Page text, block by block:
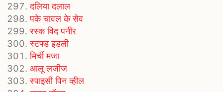
दलिया दलाल
पके चावल के सेव
रस्क विद पनीर
स्टफ्ड इडली
मिर्ची मजा
आलू लजीज
स्पाइसी पिन व्हील